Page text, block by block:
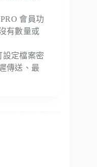
會員功
有數量或
設定檔案密
傳送、最